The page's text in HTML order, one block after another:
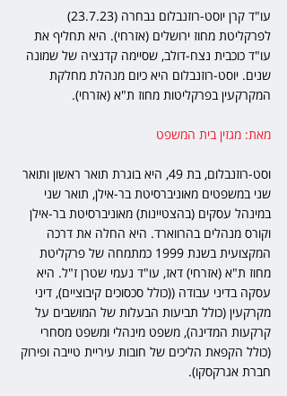
עו"ד קרן יוסט-רוזנבלום נבחרה (23.7.23)
לפרקליטת מחוז ירושלים (אזרחי). היא תחליף את
עו"ד כוכבית נצח-דולב, שסיימה קדנציה של שמונה
שנים. יוסט-רוזנבלום היא כיום מנהלת מחלקת
המקרקעין בפרקליטות מחוז ת"א (אזרחי).
מאת: מגזין בית המשפט
וסט-רוזנבלום, בת 49, היא בוגרת תואר ראשון ותואר
שני במשפטים מאוניברסיטת בר-אילן, תואר שני
במינהל עסקים (בהצטיינות) מאוניברסיטת בר-אילן
וקורס מנהלים בהרווארד. היא החלה את דרכה
המקצועית בשנת 1999 כמתמחה של פרקליטת
מחוז ת"א (אזרחי) דאז, עו"ד נעמי שטרן ז"ל. היא
עסקה בדיני עבודה ((כולל סכסוכים קיבוציים), דיני
מקרקעין (כולל תביעות הבעלות של המושבים על
קרקעות המדינה), משפט מינהלי ומשפט מסחרי
(כולל הקפאת הליכים של חובות עיריית טייבה ופירוק
חברת אגרקסקו).